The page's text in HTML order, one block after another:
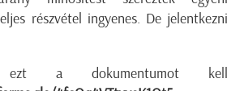
részvétel ingyenes. De jelentkezni
ezt a dokumentumot kell